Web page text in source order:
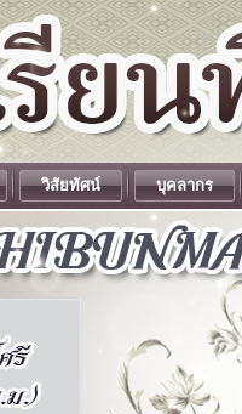
วิสัยทัศน์ บุคลากร